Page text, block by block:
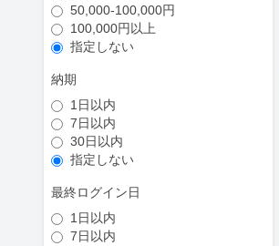
50,000-100,000円
100,000円以上
指定しない
納期
1日以内
7日以内
30日以内
指定しない
最終ログイン日
1日以内
7日以内